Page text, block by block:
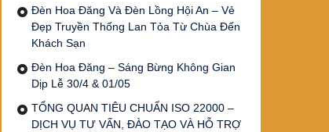
Đèn Hoa Đăng Và Đèn Lồng Hội An – Vẻ
Đẹp Truyền Thống Lan Tỏa Từ Chùa Đến
Khách Sạn
Đèn Hoa Đăng – Sáng Bừng Không Gian
Dịp Lễ 30/4 & 01/05
TỔNG QUAN TIÊU CHUẨN ISO 22000 –
DỊCH VỤ TƯ VẤN, ĐÀO TẠO VÀ HỖ TRỢ